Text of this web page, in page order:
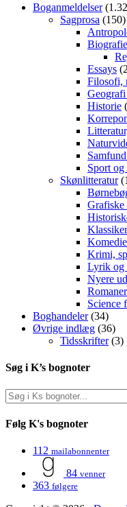
Boganmeldelser
Sagprosa (150)
Essays
Filosofi,
Historie
Sport
Skønlitteratur
Grafiske
Komedie
Krimi,
Lyrik og
Nyere
Science
Boghandeler(34)
Øvrige indlæg (36)
Tidsskrifter(3)
Søg i K’s bognoter
Følg K's bognoter
112 mailabonnenter
84 venner
363 følgere